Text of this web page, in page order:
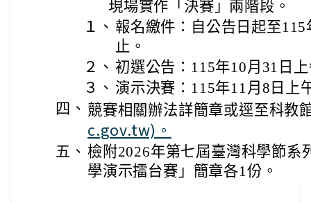
現場實作「決賽」兩階段。
１、 報名繳件：自公告日起至
止。
２、 初選公告：115年10月31日
３、 演示決賽：115年11月8日上
四、 競賽相關辦法詳簡章或逕至科教
c.gov.tw)。
五、 檢附2026年第七屆臺灣科學節系
學演示擂台賽」簡章各1份。